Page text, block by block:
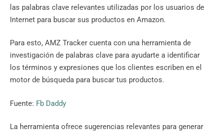
las palabras clave relevantes utilizadas por los usuarios de
Internet para buscar sus productos en Amazon.
Para esto, AMZ Tracker cuenta con una herramienta de
investigación de palabras clave para ayudarte a identificar
los términos y expresiones que los clientes escriben en el
motor de búsqueda para buscar tus productos.
Fuente: Fb Daddy
La herramienta ofrece sugerencias relevantes para generar